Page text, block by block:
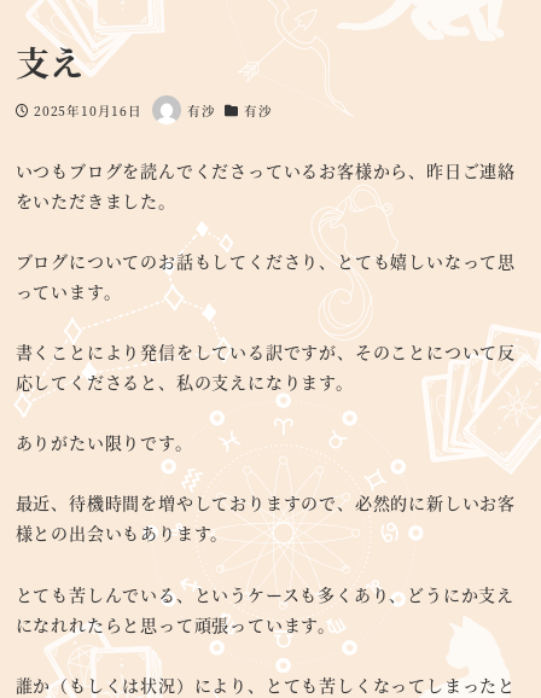
支え
投稿日
2025年10月16日
著
有沙
カテゴリー
有沙
いつもブログを読んでくださっているお客様から、昨日ご連絡
をいただきました。
ブログについてのお話もしてくださり、とても嬉しいなって思
っています。
書くことにより発信をしている訳ですが、そのことについて反
応してくださると、私の支えになります。
ありがたい限りです。
最近、待機時間を増やしておりますので、必然的に新しいお客
様との出会いもあります。
とても苦しんでいる、というケースも多くあり、どうにか支え
になれれたらと思って頑張っています。
誰か（もしくは状況）により、とても苦しくなってしまったと